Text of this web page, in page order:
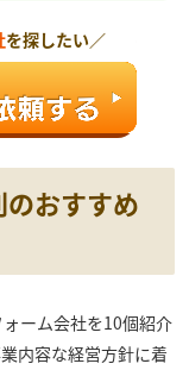
を探したい／
おすすめ
ーム会社を10個紹介
内容な経営方針に着